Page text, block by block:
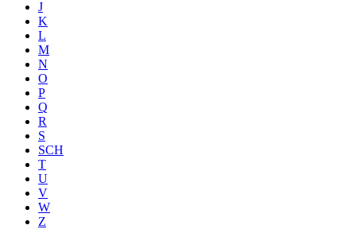
J
K
L
M
N
O
P
Q
R
S
SCH
T
U
V
W
Z